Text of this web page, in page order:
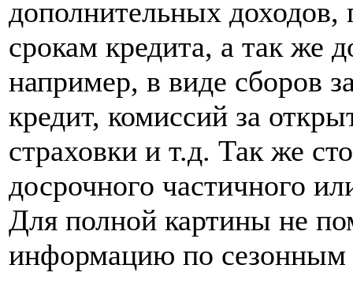
дополнительных
срокам кредита, а так же
например, в виде сборов
кредит, комиссий за
страховки и т.д. Так же
досрочного частичного
Для полной картины не
информацию по сезонным